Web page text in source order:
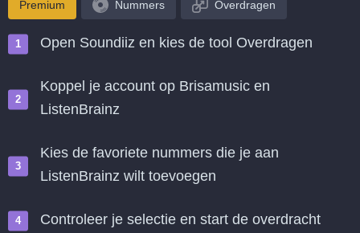
Premium Nummers Overdragen
Open Soundiiz en kies de tool Overdragen
Koppel je account op Brisamusic en
ListenBrainz
Kies de favoriete nummers die je aan
ListenBrainz wilt toevoegen
Controleer je selectie en start de overdracht